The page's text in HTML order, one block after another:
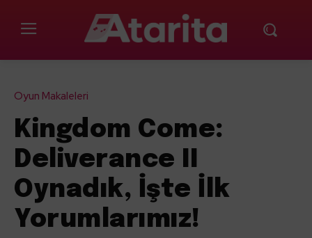
Oyun Makaleleri
Kingdom Come:
Deliverance II
Oynadık, İşte İlk
Yorumlarımız!